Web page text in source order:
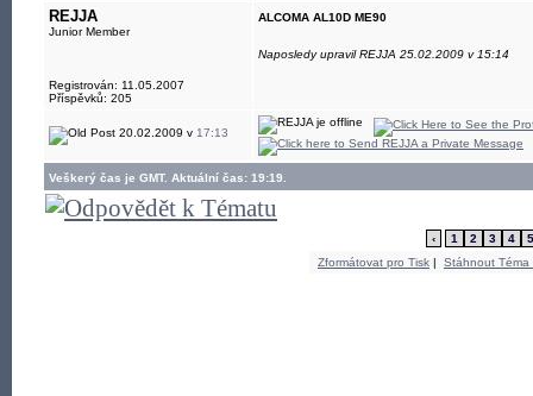
REJJA
Junior Member
Registrován: 11.05.2007
Příspěvků: 205
ALCOMA AL10D ME90
Naposledy upravil REJJA 25.02.2009 v 15:14
20.02.2009 v 17:13
Veškerý čas je GMT. Aktuální čas: 19:19.
‹ 1 2 3 4
5
Zformátovat pro Tisk | Stáhnout Téma